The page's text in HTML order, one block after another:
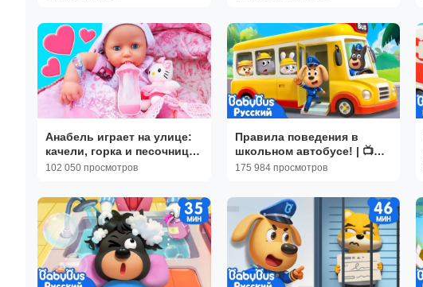
Анабель играет на улице:
качели, горка и песочница
для куклы Беби Бон 🎠🏖️ |
102 050 просмотров
Правила поведения в
школьном автобусе! | 📺
Новый эпизод Шерифа
175 984 просмотров